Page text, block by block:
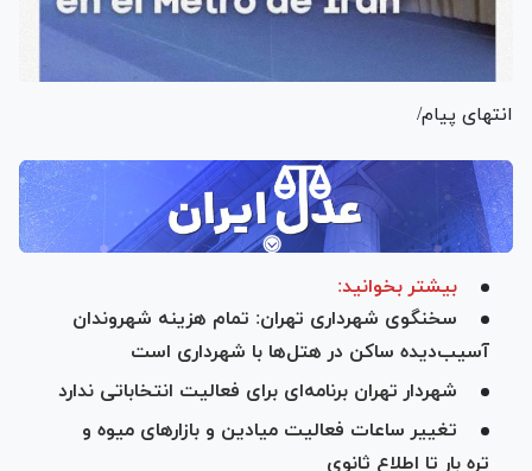
انتهای پیام/
بیشتر بخوانید:
سخنگوی شهرداری تهران: تمام هزینه شهروندان
آسیب‌دیده ساکن در هتل‌ها با شهرداری است
شهردار تهران برنامه‌ای برای فعالیت انتخاباتی ندارد
تغییر ساعات فعالیت میادین و بازار‌های میوه و
تره بار تا اطلاع ثانوی